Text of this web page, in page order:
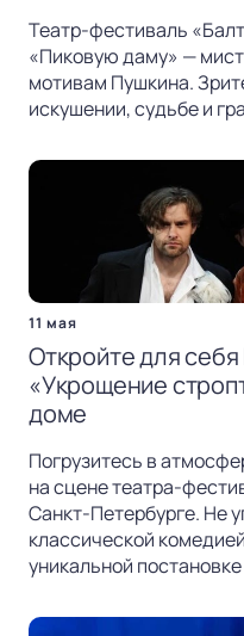
Театр-фестиваль
«Пиковую даму» —
мотивам Пушкина.
искушении, судьбе и
11 мая
Откройте для
«Укрощение
доме
Погрузитесь в
на сцене театра-
Санкт-Петербурге. Не
классической
уникальной